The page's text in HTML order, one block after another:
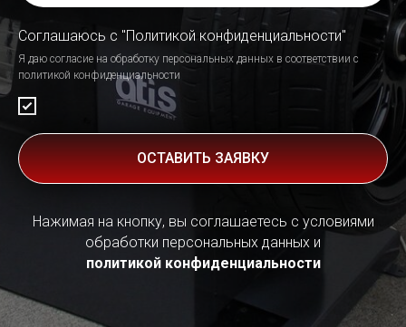
Соглашаюсь с "Политикой конфиденциальности"
Я даю согласие на обработку персональных данных в соответствии с
политикой конфиденциальности
ОСТАВИТЬ ЗАЯВКУ
Нажимая на кнопку, вы соглашаетесь с условиями
обработки персональных данных и
политикой конфиденциальности